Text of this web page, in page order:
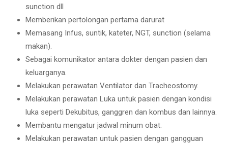
sunction dll
Memberikan pertolongan pertama darurat
Memasang Infus, suntik, kateter, NGT, sunction (selama
makan).
Sebagai komunikator antara dokter dengan pasien dan
keluarganya.
Melakukan perawatan Ventilator dan Tracheostomy.
Melakukan perawatan Luka untuk pasien dengan kondisi
luka seperti Dekubitus, ganggren dan kombus dan lainnya.
Membantu mengatur jadwal minum obat.
Melakukan perawatan untuk pasien dengan gangguan